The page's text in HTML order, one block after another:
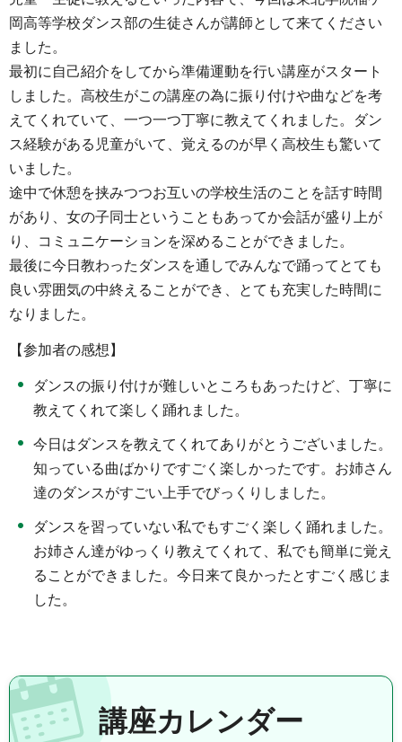
岡高等学校ダンス部の生徒さんが講師として来てください
ました。
最初に自己紹介をしてから準備運動を行い講座がスタート
しました。高校生がこの講座の為に振り付けや曲などを考
えてくれていて、一つ一つ丁寧に教えてくれました。ダン
ス経験がある児童がいて、覚えるのが早く高校生も驚いて
いました。
途中で休憩を挟みつつお互いの学校生活のことを話す時間
があり、女の子同士ということもあってか会話が盛り上が
り、コミュニケーションを深めることができました。
最後に今日教わったダンスを通しでみんなで踊ってとても
良い雰囲気の中終えることができ、とても充実した時間に
なりました。
【参加者の感想】
ダンスの振り付けが難しいところもあったけど、丁寧に
教えてくれて楽しく踊れました。
今日はダンスを教えてくれてありがとうございました。
知っている曲ばかりですごく楽しかったです。お姉さん
達のダンスがすごい上手でびっくりしました。
ダンスを習っていない私でもすごく楽しく踊れました。
お姉さん達がゆっくり教えてくれて、私でも簡単に覚え
ることができました。今日来て良かったとすごく感じま
した。
講座カレンダー